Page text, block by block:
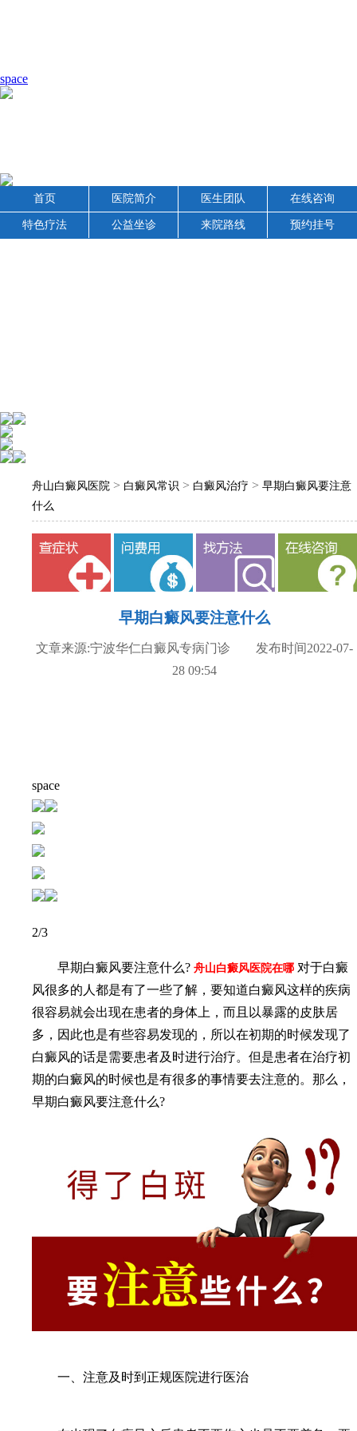
space
首页 医院简介 医生团队 在线咨询
特色疗法 公益坐诊 来院路线 预约挂号
舟山白癜风医院 > 白癜风常识 > 白癜风治疗 > 早期白癜风要注意
什么
早期白癜风要注意什么
文章来源:宁波华仁白癜风专病门诊 发布时间2022-07-
28 09:54
space
2/3
早期白癜风要注意什么? 舟山白癜风医院在哪 对于白癜
风很多的人都是有了一些了解，要知道白癜风这样的疾病
很容易就会出现在患者的身体上，而且以暴露的皮肤居
多，因此也是有些容易发现的，所以在初期的时候发现了
白癜风的话是需要患者及时进行治疗。但是患者在治疗初
期的白癜风的时候也是有很多的事情要去注意的。那么，
早期白癜风要注意什么?
一、注意及时到正规医院进行医治